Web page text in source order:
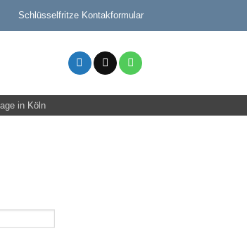
Schlüsselfritze Kontakformular
in Köln